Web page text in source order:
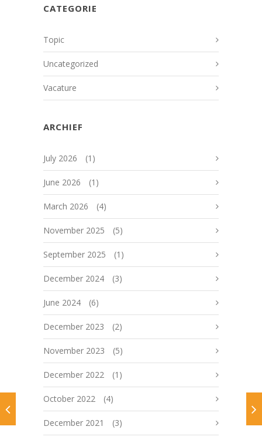
CATEGORIE
Topic
Uncategorized
Vacature
ARCHIEF
July 2026 (1)
June 2026 (1)
March 2026 (4)
November 2025 (5)
September 2025 (1)
December 2024 (3)
June 2024 (6)
December 2023 (2)
November 2023 (5)
December 2022 (1)
October 2022 (4)
December 2021 (3)